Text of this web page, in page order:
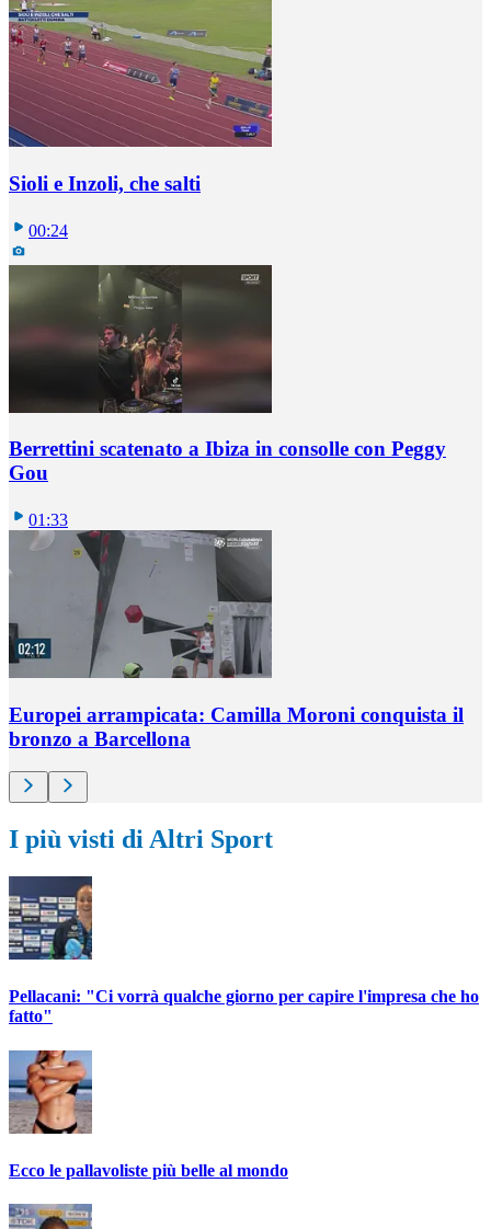
Sioli e Inzoli, che salti
00:24
Berrettini scatenato a Ibiza in consolle con Peggy
Gou
01:33
Europei arrampicata: Camilla Moroni conquista il
bronzo a Barcellona
I più visti di Altri Sport
Pellacani: "Ci vorrà qualche giorno per capire l'impresa che ho
fatto"
Ecco le pallavoliste più belle al mondo